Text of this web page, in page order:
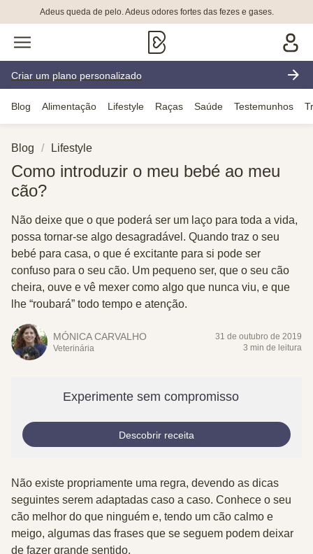
Adeus queda de pelo. Adeus odores fortes das fezes e gases.
Criar um plano personalizado
Blog Alimentação Lifestyle Raças Saúde Testemunhos
Blog Lifestyle
Como introduzir o meu bebé ao meu
cão?
Não deixe que o que poderá ser um laço para toda a vida,
possa tornar-se algo desagradável. Quando traz o seu
bebé para casa, o que é excitante para si pode ser
confuso para o seu cão. Um pequeno ser, que o seu cão
cheira, ouve e vê mexer como algo que nunca viu, e que
lhe “roubará” todo tempo e atenção.
MÓNICA CARVALHO
Veterinária
31 de outubro de 2019
3 min de leitura
Experimente sem compromisso
Descobrir receita
Não existe propriamente uma regra, devendo as dicas
seguintes serem adaptadas caso a caso. Conhece o seu
cão melhor do que ninguém e, tendo um cão calmo e
meigo, algumas das frases que se seguem podem deixar
de fazer grande sentido.